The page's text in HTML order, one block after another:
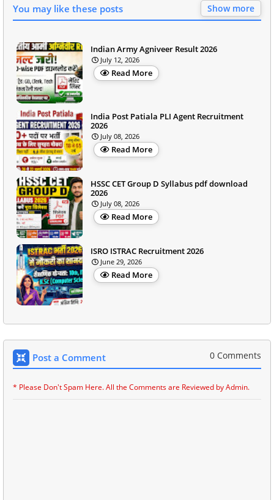
You may like these posts Show more
Indian Army Agniveer Result 2026
July 12, 2026
Read More
India Post Patiala PLI Agent Recruitment
2026
July 08, 2026
Read More
HSSC CET Group D Syllabus pdf download
2026
July 08, 2026
Read More
ISRO ISTRAC Recruitment 2026
June 29, 2026
Read More
Post a Comment 0 Comments
* Please Don't Spam Here. All the Comments are Reviewed by Admin.